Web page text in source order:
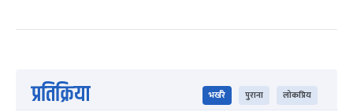
प्रतिक्रिया भर्खरै पुराना लोकप्रिय